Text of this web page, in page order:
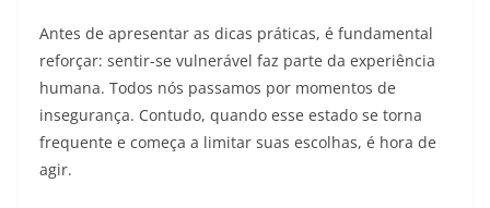
Antes de apresentar as dicas práticas, é fundamental
reforçar: sentir-se vulnerável faz parte da experiência
humana. Todos nós passamos por momentos de
insegurança. Contudo, quando esse estado se torna
frequente e começa a limitar suas escolhas, é hora de
agir.